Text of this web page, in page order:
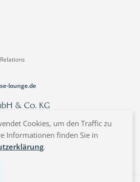
lounge.de
& Co. KG
KG
Cookies, um den Traffic zu
Informationen finden Sie in
.